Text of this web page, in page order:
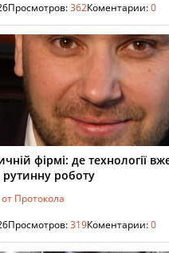
Просмотров:362Коментарии:0
фірмі: де технології
роботу
Протокола
Просмотров:319Коментарии:0